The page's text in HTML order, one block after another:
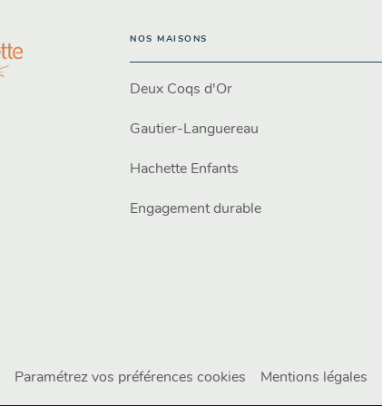
NOS MAISONS
Deux Coqs d'Or
Gautier-Languereau
Hachette Enfants
Engagement durable
Paramétrez vos préférences cookies Mentions légales